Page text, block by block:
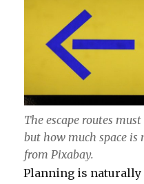
The escape routes
but how much space is
from Pixabay.
Planning is naturally